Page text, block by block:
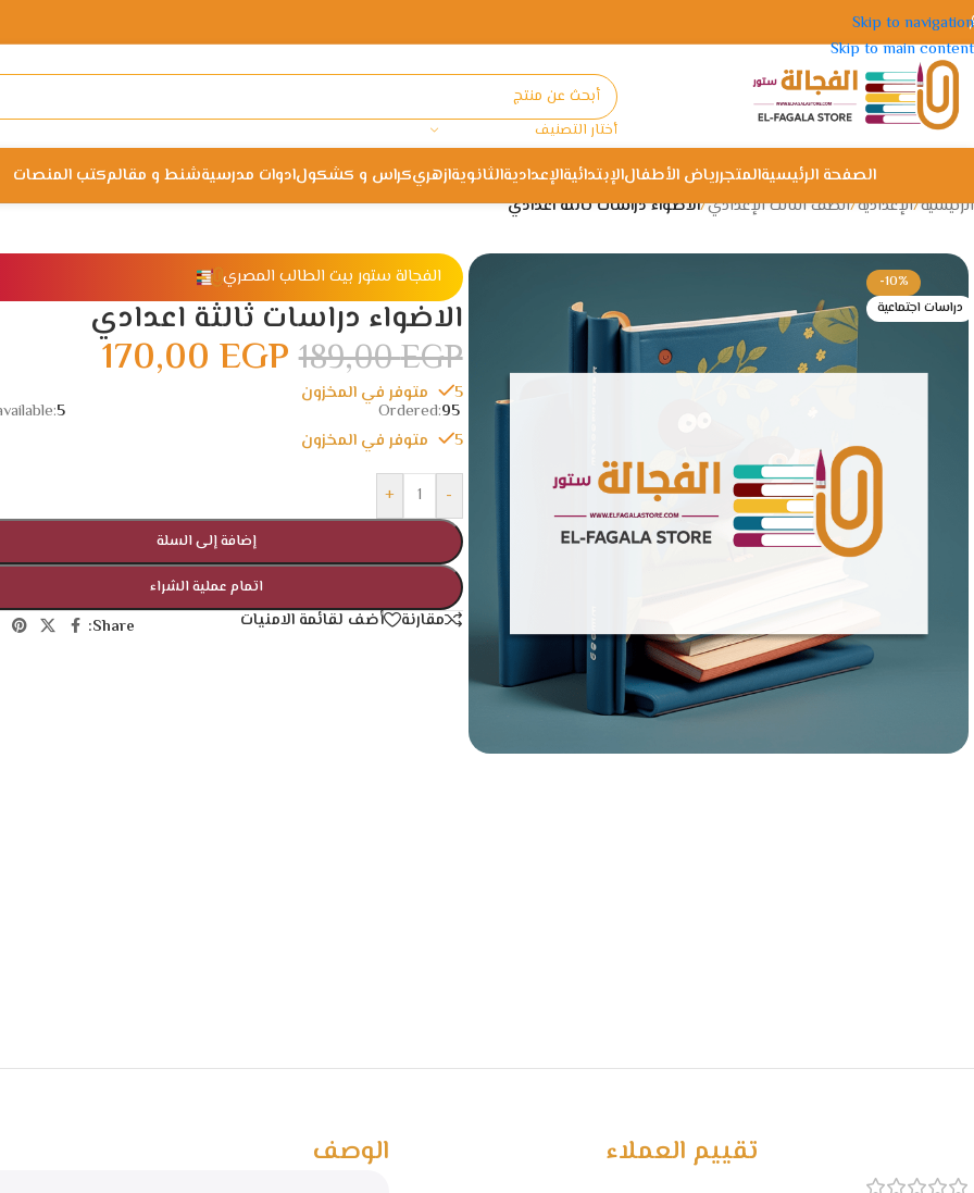
Skip to navigation
Skip to main content
أختار التصنيف
الصفحة الرئيسيةالمتجررياض الأطفالالإبتدائيةالإعداديةالثانويةازهريكراس و كشكولادوات مدرسيةشنط و مقالمكتب المنصات
الرئيسية/الإعدادية/الصف الثالث الإعدادي/الاضواء دراسات ثالثة اعدادي
-10%
دراسات اجتماعية
الفجالة ستور بيت الطالب المصري
الاضواء دراسات ثالثة اعدادي
189,00EGP
170,00 EGP
5 متوفر في المخزون
Ordered:95
5
5 متوفر في المخزون
-
+
إضافة إلى السلة
اتمام عملية الشراء
مقارنة أضف لقائمة الامنيات Share:
تقييم العملاء الوصف